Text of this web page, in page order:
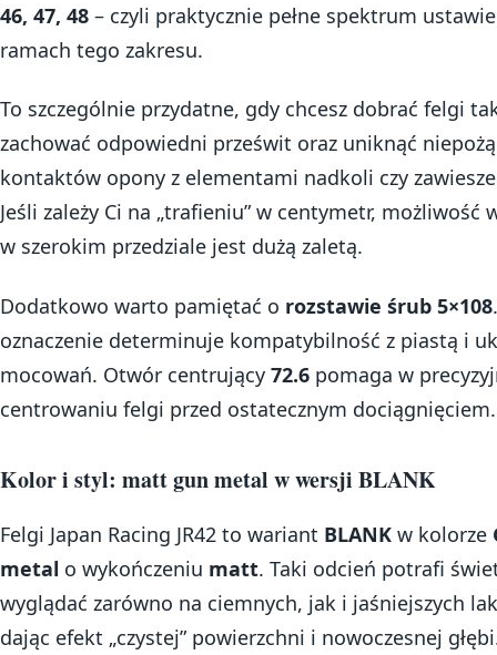
46, 47, 48 – czyli praktycznie pełne spektrum
ramach tego zakresu.
To szczególnie przydatne, gdy chcesz dobrać felgi
zachować odpowiedni prześwit oraz uniknąć
kontaktów opony z elementami nadkoli czy
Jeśli zależy Ci na „trafieniu” w centymetr, możliwość
w szerokim przedziale jest dużą zaletą.
Dodatkowo warto pamiętać o rozstawie śrub 5×108
oznaczenie determinuje kompatybilność z piastą i
mocowań. Otwór centrujący 72.6 pomaga w
centrowaniu felgi przed ostatecznym dociągnięciem.
Kolor i styl: matt gun metal w wersji BLANK
Felgi Japan Racing JR42 to wariant BLANK w kolorze
metal o wykończeniu matt. Taki odcień potrafi
wyglądać zarówno na ciemnych, jak i jaśniejszych
dając efekt „czystej” powierzchni i nowoczesnej